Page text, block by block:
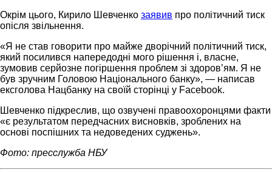
Окрім цього, Кирило Шевченко заявив про політичний тиск
опісля звільнення.
«Я не став говорити про майже дворічний політичний тиск,
який посилився напередодні мого рішення і, власне,
зумовив серйозне погіршення проблем зі здоров’ям. Я не
був зручним Головою Національного банку», — написав
ексголова Нацбанку на своїй сторінці у Facebook.
Шевченко підкреслив, що озвучені правоохоронцями факти
«є результатом передчасних висновків, зроблених на
основі поспішних та недоведених суджень».
Фото: пресслужба НБУ